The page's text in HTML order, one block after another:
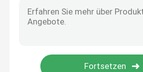
10 Tonnen schwerer Turmkranich